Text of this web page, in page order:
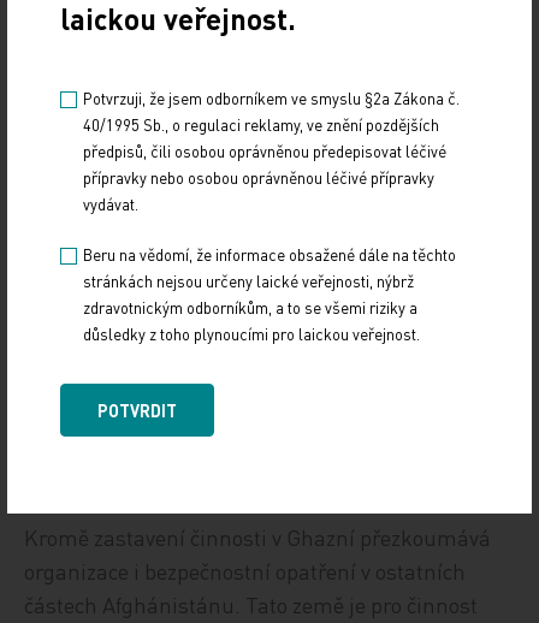
Mezinárodní červený kříž pozastavil operace v
organizace. Jejich pět místních zaměstnanců v
zemi unesla ozbrojená skupina.
Pět afghánských příslušníků personálu Červeného
kříže unesli pachatelé, když jejich auto zastavili na
silnici. Únosy a vraždy páchané na dopravních
komunikacích jsou v Afghánistánu poměrně
běžné.
Červený kříž oznámil, že již navázal "kontakt" a
pracuje na tom, aby dosáhl propuštění
Kromě zastavení činnosti v Ghazní přezkoumává
organizace i bezpečnostní opatření v ostatních
částech Afghánistánu. Tato země je pro činnost
laickou veřejnost.
Potvrzuji, že jsem odborníkem ve smyslu §2a Zákona č.
40/1995 Sb., o regulaci reklamy, ve znění pozdějších
předpisů, čili osobou oprávněnou předepisovat léčivé
přípravky nebo osobou oprávněnou léčivé přípravky
vydávat.
Beru na vědomí, že informace obsažené dále na těchto
stránkách nejsou určeny laické veřejnosti, nýbrž
zdravotnickým odborníkům, a to se všemi riziky a
důsledky z toho plynoucími pro laickou veřejnost.
POTVRDIT